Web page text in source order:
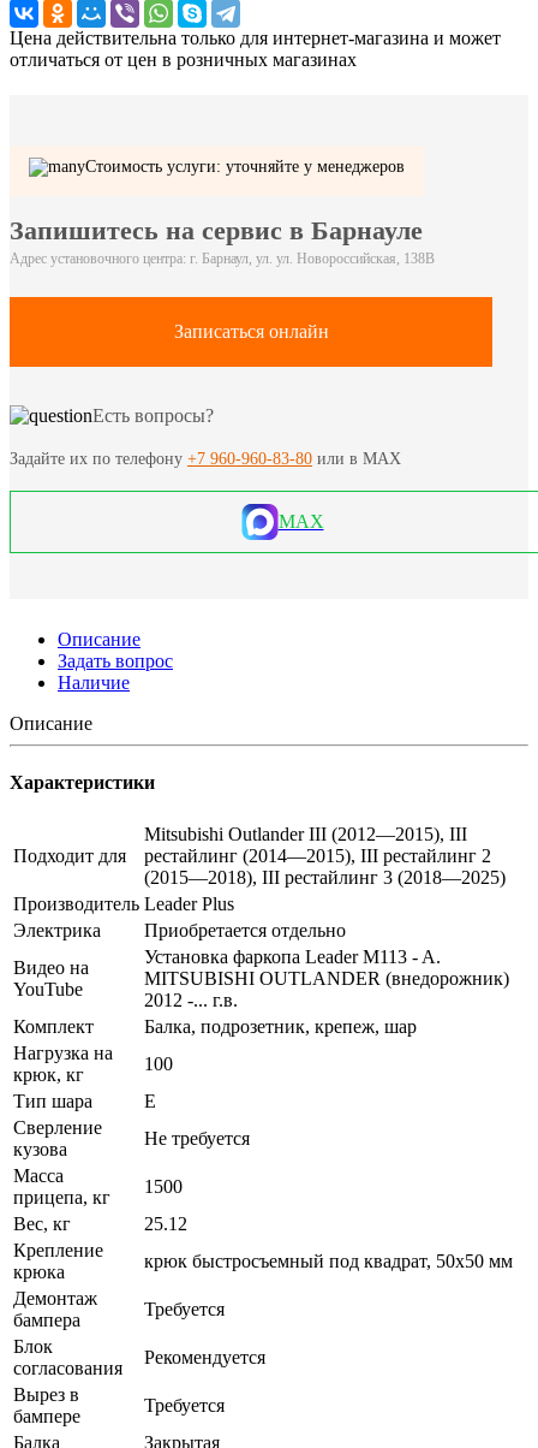
Цена действительна только для интернет-магазина и может
отличаться от цен в розничных магазинах
Стоимость услуги: уточняйте у менеджеров
Запишитесь на сервис в Барнауле
Адрес установочного центра: г. Барнаул, ул. ул. Новороссийская, 138В
Записаться онлайн
Есть вопросы?
Задайте их по телефону +7 960-960-83-80 или в MAX
MAX
Описание
Задать вопрос
Наличие
Описание
Характеристики
Подходит для
Mitsubishi Outlander III (2012—2015), III
рестайлинг (2014—2015), III рестайлинг 2
(2015—2018), III рестайлинг 3 (2018—2025)
Производитель Leader Plus
Электрика
Приобретается отдельно
Видео на
YouTube
Установка фаркопа Leader M113 - A.
MITSUBISHI OUTLANDER (внедорожник)
2012 -... г.в.
Комплект
Балка, подрозетник, крепеж, шар
Нагрузка на
крюк, кг
100
Тип шара
E
Сверление
кузова
Не требуется
Масса
прицепа, кг
1500
Вес, кг
25.12
Крепление
крюка
крюк быстросъемный под квадрат, 50х50 мм
Демонтаж
бампера
Требуется
Блок
согласования
Рекомендуется
Вырез в
бампере
Требуется
Балка
Закрытая